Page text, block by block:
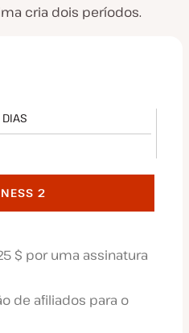
cria dois períodos.
2
$ por uma assinatura
de afiliados para o